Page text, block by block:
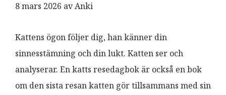
8 mars 2026 avAnki
Kattens ögon följer dig, han känner din
sinnesstämning och din lukt. Katten ser och
analyserar. En katts resedagbok är också en bok
om den sista resan katten gör tillsammans med sin